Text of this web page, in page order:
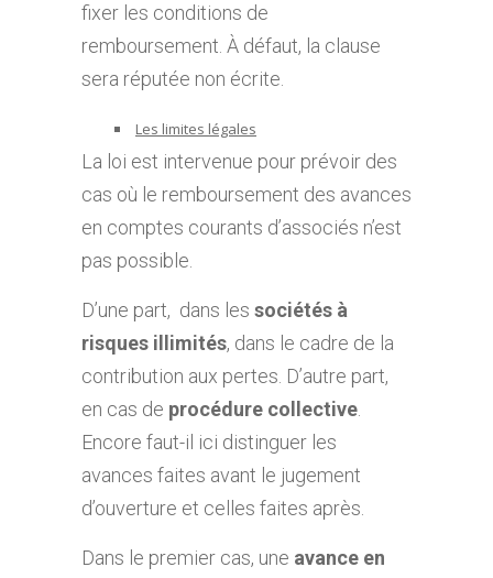
fixer les conditions de
remboursement. À défaut, la clause
sera réputée non écrite.
Les limites légales
La loi est intervenue pour prévoir des
cas où le remboursement des avances
en comptes courants d’associés n’est
pas possible.
D’une part, dans les sociétés à
risques illimités, dans le cadre de la
contribution aux pertes. D’autre part,
en cas de procédure collective
Encore faut-il ici distinguer les
avances faites avant le jugement
d’ouverture et celles faites après.
Dans le premier cas, une avance en